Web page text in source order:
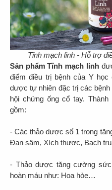
Tĩnh mạch linh - Hỗ trợ
Sản phẩm Tĩnh mạch linh
điểm điều trị bệnh của Y
dược tự nhiên đặc trị các
hội chứng ống cổ tay.
gồm:
- Các thảo dược số 1 trong
Đan sâm, Xích thược, Bạch
- Thảo dược tăng cường
hoàn máu như: Hoa hòe…